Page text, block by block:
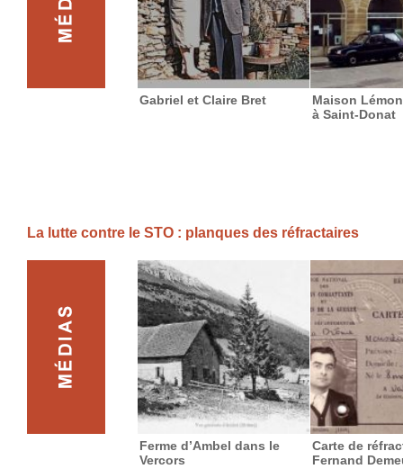
Gabriel et Claire Bret
Maison
à Saint-Donat
La lutte contre le STO : planques des réfractaires
Ferme d’Ambel dans le
Vercors
Carte de
Fernand